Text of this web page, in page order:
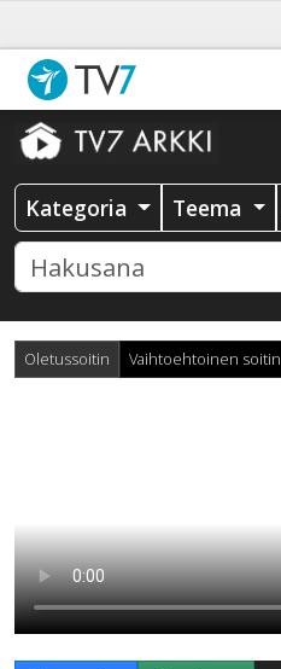
Kategoria Teema
Oletussoitin Vaihtoehtoinen soitin